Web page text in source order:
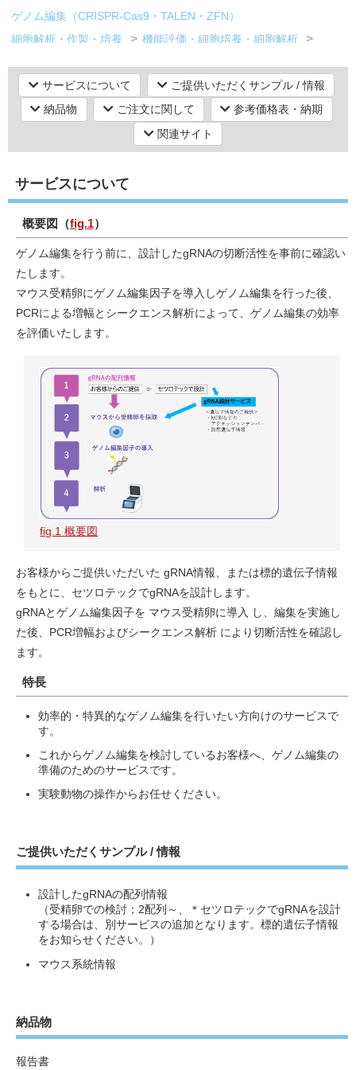
ゲノム編集（CRISPR-Cas9・TALEN・ZFN）
細胞解析・作製・培養
機能評価・細胞培養・細胞解析
サービスについて
ご提供いただくサンプル / 情報
納品物
ご注文に関して
参考価格表・納期
関連サイト
サービスについて
概要図（fig.1）
ゲノム編集を行う前に、設計したgRNAの切断活性を事前に確認い
たします。
マウス受精卵にゲノム編集因子を導入しゲノム編集を行った後、
PCRによる増幅とシークエンス解析によって、ゲノム編集の効率
を評価いたします。
fig.1 概要図
お客様からご提供いただいた gRNA情報、または標的遺伝子情報
をもとに、セツロテックでgRNAを設計します。
gRNAとゲノム編集因子を マウス受精卵に導入 し、編集を実施し
た後、PCR増幅およびシークエンス解析 により切断活性を確認し
ます。
特長
効率的・特異的なゲノム編集を行いたい方向けのサービスで
す。
これからゲノム編集を検討しているお客様へ、ゲノム編集の
準備のためのサービスです。
実験動物の操作からお任せください。
ご提供いただくサンプル / 情報
設計したgRNAの配列情報
（受精卵での検討；2配列～、＊セツロテックでgRNAを設計
する場合は、別サービスの追加となります。標的遺伝子情報
をお知らせください。）
マウス系統情報
納品物
報告書
ラボプランニング
ワケンG オンラインショップ
和研薬 ホームページ